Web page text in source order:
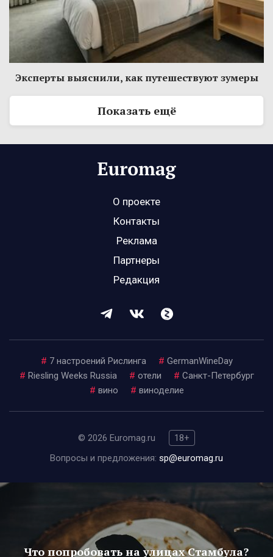
Эксперты выяснили, как путешествуют зумеры
Показать ещё
О проекте
Контакты
Реклама
Партнеры
Редакция
# 7 настроений Рислинга # GermanWineDay
# Riesling Weeks Russia # отели # Санкт-Петербург
# вино # виноделие
© 2026 Euromag.ru
18+
Вопросы и предложения: sp@euromag.ru
Что попробовать на улицах Стамбула?